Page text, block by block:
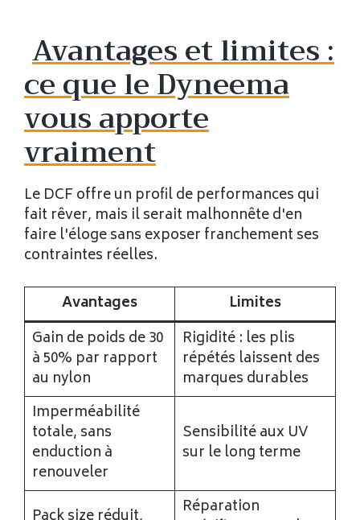
Avantages et limites :
ce que le Dyneema
vous apporte
vraiment
Le DCF offre un profil de performances qui
fait rêver, mais il serait malhonnête d'en
faire l'éloge sans exposer franchement ses
contraintes réelles.
Avantages
Limites
Gain de poids de 30
à 50% par rapport
au nylon
Rigidité : les plis
répétés laissent des
marques durables
Imperméabilité
totale, sans
enduction à
renouveler
Sensibilité aux UV
sur le long terme
Réparation